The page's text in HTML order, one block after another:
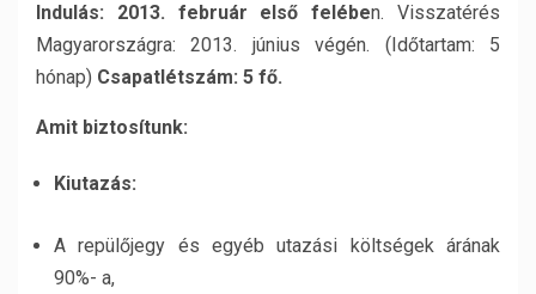
Indulás: 2013. február első felében. Visszatérés
Magyarországra: 2013. június végén. (Időtartam: 5
hónap) Csapatlétszám: 5 fő.
Amit biztosítunk:
Kiutazás:
A repülőjegy és egyéb utazási költségek árának
90%- a,